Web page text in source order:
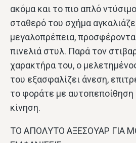
ακόμα και το πιο απλό
σταθερό του σχήμα
μεγαλοπρέπεια,
πινελιά στυλ. Παρά τον
χαρακτήρα του, ο
του εξασφαλίζει άνεση,
το φοράτε με αυτοπεποίθηση
κίνηση.
ΤΟ ΑΠΟΛΥΤΟ ΑΞΕΣΟΥΑΡ ΓΙΑ